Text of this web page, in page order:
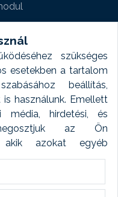
szükséges
esetekben a tartalom
beállítás,
használunk. Emellett
média, hirdetési, és
az Ön
akik azokat egyéb
A sütik
végzünk és
töröljük. A
modul